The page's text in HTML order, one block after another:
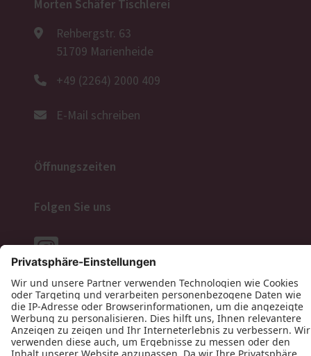
Morten Schäfer Tischlerei
Rehbergstr. 63
51709 Marienheide
+49 (2264) 2000 409
E-Mail schreiben
Öffnungszeiten
Folgen Sie uns